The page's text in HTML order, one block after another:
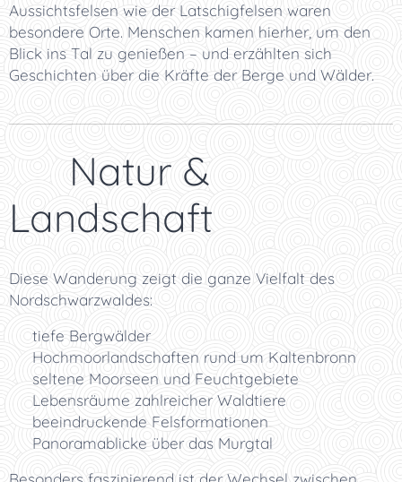
Aussichtsfelsen wie der Latschigfelsen waren
besondere Orte. Menschen kamen hierher, um den
Blick ins Tal zu genießen – und erzählten sich
Geschichten über die Kräfte der Berge und Wälder.
🌿 Natur &
Landschaft
Diese Wanderung zeigt die ganze Vielfalt des
Nordschwarzwaldes:
🌲 tiefe Bergwälder
🌿 Hochmoorlandschaften rund um Kaltenbronn
💧 seltene Moorseen und Feuchtgebiete
🦌 Lebensräume zahlreicher Waldtiere
🪨 beeindruckende Felsformationen
🌄 Panoramablicke über das Murgtal